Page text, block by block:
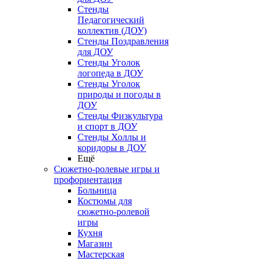
Стенды
Педагогический
коллектив (ДОУ)
Стенды Поздравления
для ДОУ
Стенды Уголок
логопеда в ДОУ
Стенды Уголок
природы и погоды в
ДОУ
Стенды Физкультура
и спорт в ДОУ
Стенды Холлы и
коридоры в ДОУ
Ещё
Сюжетно-ролевые игры и
профориентация
Больница
Костюмы для
сюжетно-ролевой
игры
Кухня
Магазин
Мастерская